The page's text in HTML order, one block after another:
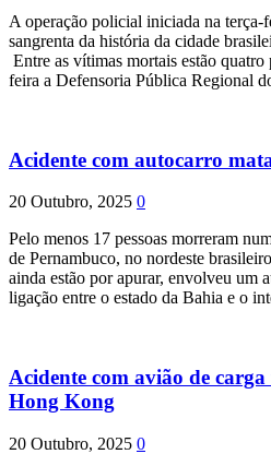
A operação policial iniciada na terça-
sangrenta da história da cidade
Entre as vítimas mortais estão
feira a Defensoria Pública Regional
Acidente com autocarro
20 Outubro, 2025 0
Pelo menos 17 pessoas morreram
de Pernambuco, no nordeste
ainda estão por apurar, envolveu um
ligação entre o estado da Bahia e o
Acidente com avião de
Hong Kong
20 Outubro, 2025 0